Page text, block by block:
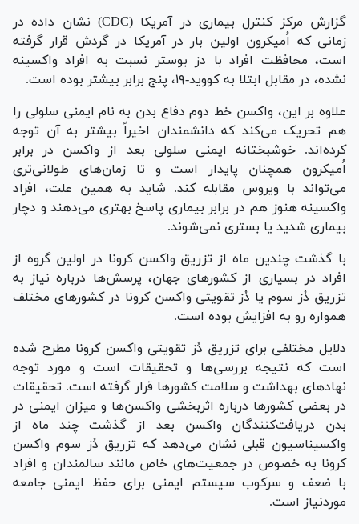
گزارش مرکز کنترل بیماری در آمریکا (CDC) نشان داده در
زمانی که اُمیکرون اولین بار در آمریکا در گردش قرار گرفته
است، محافظت افراد با دز بوستر نسبت به افراد واکسینه
نشده، در مقابل ابتلا به کووید-۱۹، پنج برابر بیشتر بوده است.
علاوه بر این، واکسن خط دوم دفاع بدن به نام ایمنی سلولی را
هم تحریک می‌کند که دانشمندان اخیراً بیشتر به آن توجه
کرده‌اند. خوشبختانه ایمنی سلولی بعد از واکسن در برابر
اُمیکرون همچنان پایدار است و تا زمان‌های طولانی‌تری
می‌تواند با ویروس مقابله کند. شاید به همین علت، افراد
واکسینه هنوز هم در برابر بیماری پاسخ بهتری می‌دهند و دچار
بیماری شدید یا بستری نمی‌شوند.
با گذشت چندین ماه از تزریق واکسن کرونا در اولین گروه از
افراد در بسیاری از کشور‌های جهان، پرسش‌ها درباره نیاز به
تزریق دُز سوم یا دُز تقویتی واکسن کرونا در کشور‌های مختلف
همواره رو به افزایش بوده است.
دلایل مختلفی برای تزریق دُز تقویتی واکسن کرونا مطرح شده
است که نتیجه بررسی‌ها و تحقیقات است و مورد توجه
نهاد‌های بهداشت و سلامت کشور‌ها قرار گرفته است. تحقیقات
در بعضی کشور‌ها درباره اثربخشی واکسن‌ها و میزان ایمنی در
بدن دریافت‌کنندگان واکسن بعد از گذشت چند ماه از
واکسیناسیون قبلی نشان می‌دهد که تزریق دُز سوم واکسن
کرونا به خصوص در جمعیت‌های خاص مانند سالمندان و افراد
با ضعف و سرکوب سیستم ایمنی برای حفظ ایمنی جامعه
موردنیاز است.